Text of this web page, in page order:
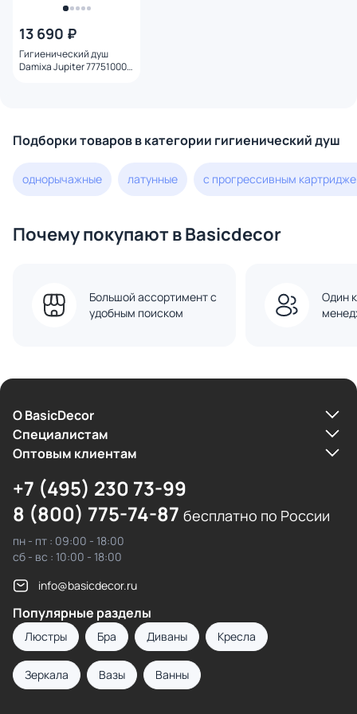
13 690 ₽
Гигиенический душ
Damixa Jupiter 777510001
Подборки товаров в категории гигиенический душ
однорычажные латунные с прогрессивным
Почему покупают в Basicdecor
Большой ассортимент с
удобным поиском
Один
О BasicDecor
Cпециалистам
Оптовым клиентам
+7 (495) 230 73-99
8 (800) 775-74-87 бесплатно по России
пн - пт : 09:00 - 18:00
сб - вс : 10:00 - 18:00
info@basicdecor.ru
Популярные разделы
Люстры Бра Диваны Кресла
Зеркала Вазы Ванны